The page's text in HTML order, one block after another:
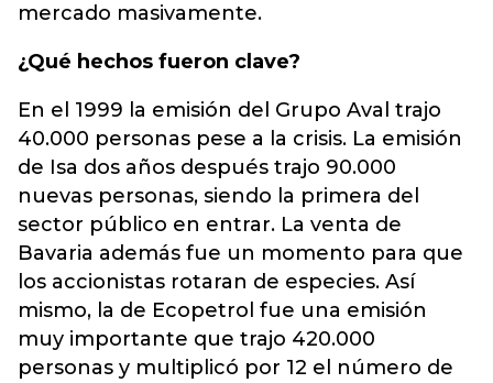
mercado masivamente.
¿Qué hechos fueron clave?
En el 1999 la emisión del Grupo Aval trajo
40.000 personas pese a la crisis. La emisión
de Isa dos años después trajo 90.000
nuevas personas, siendo la primera del
sector público en entrar. La venta de
Bavaria además fue un momento para que
los accionistas rotaran de especies. Así
mismo, la de Ecopetrol fue una emisión
muy importante que trajo 420.000
personas y multiplicó por 12 el número de